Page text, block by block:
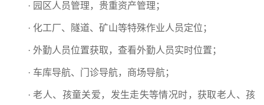
· 园区人员管理，贵重资产管理；
· 化工厂、隧道、矿山等特殊作业人员定位；
· 外勤人员位置获取，查看外勤人员实时位置；
· 车库导航、门诊导航，商场导航；
· 老人、孩童关爱，发生走失等情况时，获取老人、孩